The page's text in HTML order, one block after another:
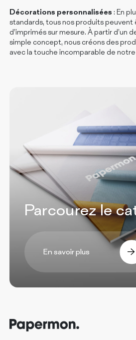
Décorations personnalisées : En
standards, tous nos produits peuvent
d’imprimés sur mesure. À partir d’un
simple concept, nous créons des
avec la touche incomparable de
Parcourez le
En savoir plus